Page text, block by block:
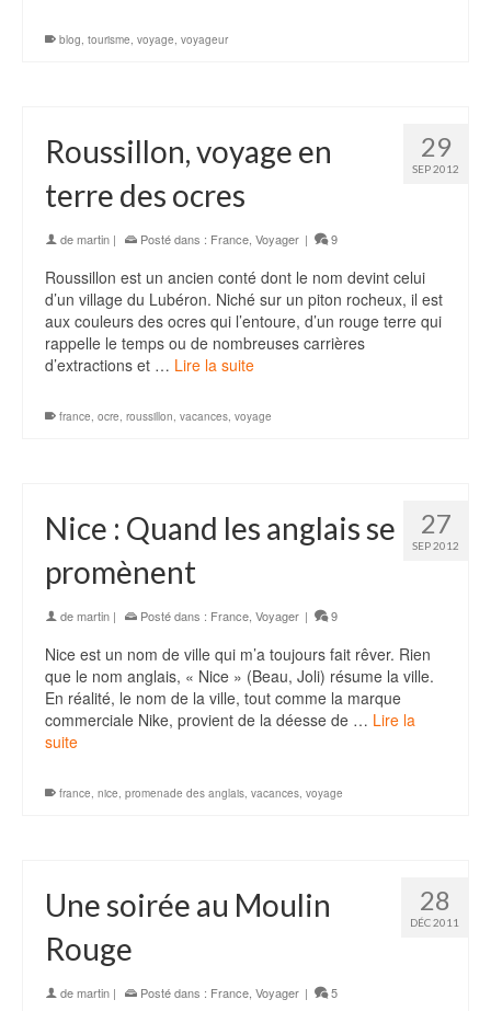
blog, tourisme, voyage, voyageur
29
SEP 2012
Roussillon, voyage en
terre des ocres
demartin | Posté dans : France Voyager | 9
Roussillon est un ancien conté dont le nom devint celui
d’un village du Lubéron. Niché sur un piton rocheux, il est
aux couleurs des ocres qui l’entoure, d’un rouge terre qui
rappelle le temps ou de nombreuses carrières
d’extractions et … Lire la suite
france, ocre, roussillon, vacances, voyage
27
SEP 2012
Nice : Quand les anglais se
promènent
demartin | Posté dans : France Voyager | 9
Nice est un nom de ville qui m’a toujours fait rêver. Rien
que le nom anglais, « Nice » (Beau, Joli) résume la ville.
En réalité, le nom de la ville, tout comme la marque
commerciale Nike, provient de la déesse de … Lire la
suite
france, nice, promenade des anglais, vacances, voyage
28
DÉC 2011
Une soirée au Moulin
Rouge
demartin | Posté dans : France Voyager | 5